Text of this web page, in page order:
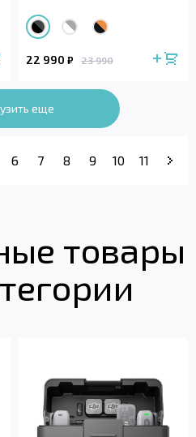
22 990 ₽ 23 990
еще
6 7 8 9 10 11
товары